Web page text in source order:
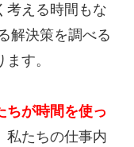
考える時間もな
解決策を調べる
す。
ちが時間を使っ
私たちの仕事内